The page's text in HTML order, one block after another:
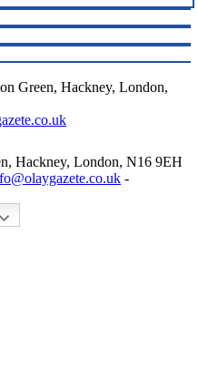
Green, Hackney, London,
Hackney, London, N16 9EH
-